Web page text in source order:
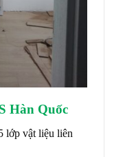
Hàn Quốc
lớp vật liệu liên